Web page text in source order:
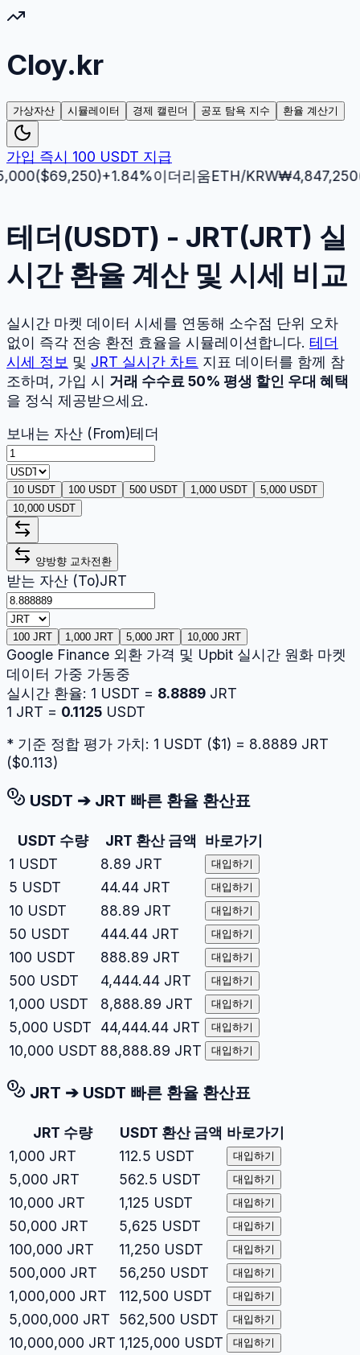
Cloy.kr
가상자산 시뮬레이터 경제 캘린더 공포 탐욕 지수 환율 계산기
가입 즉시 100 USDT 지급
69,250)+1.84%이더리움ETH/KRW₩4,847,250($
테더(USDT) - JRT(JRT) 실
시간 환율 계산 및 시세 비교
실시간 마켓 데이터 시세를 연동해 소수점 단위 오차
없이 즉각 전송 환전 효율을 시뮬레이션합니다. 테더
시세 정보 및 JRT 실시간 차트 지표 데이터를 함께 참
조하며, 가입 시 거래 수수료 50% 평생 할인 우대 혜택
을 정식 제공받으세요.
보내는 자산 (From)테더
10 USDT 100 USDT 500 USDT 1,000 USDT
5,000 USDT
10,000 USDT
양방향 교차전환
받는 자산 (To)JRT
100 JRT 1,000 JRT 5,000 JRT 10,000 JRT
Google Finance 외환 가격 및 Upbit 실시간 원화 마켓
데이터 가중 가동중
실시간 환율: 1 USDT = 8.8889 JRT
1 JRT = 0.1125 USDT
* 기준 정합 평가 가치: 1 USDT ($1) = 8.8889 JRT
($0.113)
USDT ➔ JRT 빠른 환율 환산표
USDT 수량 JRT 환산 금액
바로가기
1 USDT 8.89 JRT 대입하기
5 USDT 44.44 JRT 대입하기
10 USDT 88.89 JRT 대입하기
50 USDT 444.44 JRT 대입하기
100 USDT 888.89 JRT 대입하기
500 USDT 4,444.44 JRT 대입하기
1,000 USDT 8,888.89 JRT 대입하기
5,000 USDT 44,444.44 JRT 대입하기
10,000 USDT 88,888.89 JRT 대입하기
JRT ➔ USDT 빠른 환율 환산표
JRT 수량 USDT 환산 금액 바로가기
1,000 JRT 112.5 USDT 대입하기
5,000 JRT 562.5 USDT 대입하기
10,000 JRT 1,125 USDT 대입하기
50,000 JRT 5,625 USDT 대입하기
100,000 JRT 11,250 USDT 대입하기
500,000 JRT 56,250 USDT 대입하기
1,000,000 JRT 112,500 USDT 대입하기
5,000,000 JRT 562,500 USDT 대입하기
10,000,000 JRT 1,125,000 USDT 대입하기